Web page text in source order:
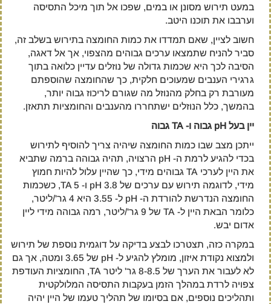
במעט תירוש מסונן או במים, שפכו אל תוך מיכל התסיסה
וערבבו את תוכנו היטב.
חשוב לציין, שאם תמדדו את כמות החומצה בתירוש בשלב זה,
סביר להניח שתמצאו ערכים גבוהים מהצפוי, אך אל דאגה,
הסיבה לכך היא שכמות גדולה של נוזלים עדיין כלואה בתוך
גרגירי הענבים שמעוכים חלקית, כך שהחומצה שהוספתם
מעורבת רק בחלק מהנוזל מה שגורם לריכוז גבוה יותר,
בהמשך, כלל הנוזלים ישתחררו מהענבים והחומציות תתאזן.
יין בעל pH גבוה ו- TA גבוה
ייתכן מצב שבו כמות החומצה שיהיה צריך להוסיף לתירוש
בכדי להגיע לרמת ה- pH הרצויה, תהיה גבוהה ברמה שתביא
את היין לערכי TA גבוהים מידי, כך שהיין עלול להיות חמוץ
מידי, לדוגמה תירוש עם ערכים של pH 3.8 ו- TA 5, כשכמות
החומצה הנדרשת להורדת ה- pH ל- 3.55 היא 4 גר'/ליטר,
כלומר הבאת היין ל- TA של 9 גר'/ליטר, רמה גבוהה מידי ליין
אדום יבש.
במקרה כזה, תצטרכו לבצע בדיקה על דוגמית נוספת של תירוש
ולמצוא נקודת איזון, מומלץ להגיע ל- pH של 3.65 ומטה, אך גם
לא לעבור את הערך של 8-8.5 גר' ליטר TA, החומציות העודפת
צפויה לרדת במהלך הזמן בעקבות התסיסה המלולקטית
ותהליכים נוספים, אם בסיומו של תהליך טעמו של היין יהיה